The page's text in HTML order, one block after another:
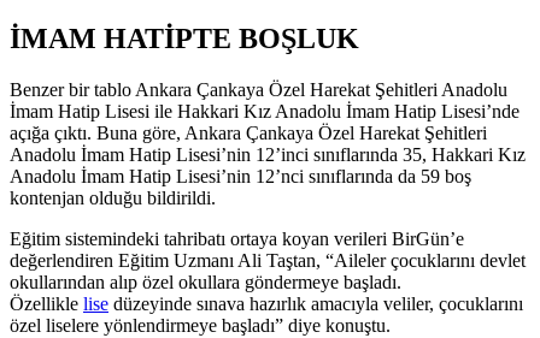
İMAM HATİPTE BOŞLUK
Benzer bir tablo Ankara Çankaya Özel Harekat Şehitleri Anadolu
İmam Hatip Lisesi ile Hakkari Kız Anadolu İmam Hatip Lisesi’nde
açığa çıktı. Buna göre, Ankara Çankaya Özel Harekat Şehitleri
Anadolu İmam Hatip Lisesi’nin 12’inci sınıflarında 35, Hakkari Kız
Anadolu İmam Hatip Lisesi’nin 12’nci sınıflarında da 59 boş
kontenjan olduğu bildirildi.
Eğitim sistemindeki tahribatı ortaya koyan verileri BirGün’e
değerlendiren Eğitim Uzmanı Ali Taştan, “Aileler çocuklarını devlet
okullarından alıp özel okullara göndermeye başladı.
Özellikle lise düzeyinde sınava hazırlık amacıyla veliler, çocuklarını
özel liselere yönlendirmeye başladı” diye konuştu.